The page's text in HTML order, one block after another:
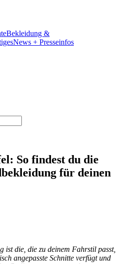
Bekleidung &
News + Presseinfos
So findest du die
für deinen
ist die, die zu deinem Fahrstil passt,
angepasste Schnitte verfügt und